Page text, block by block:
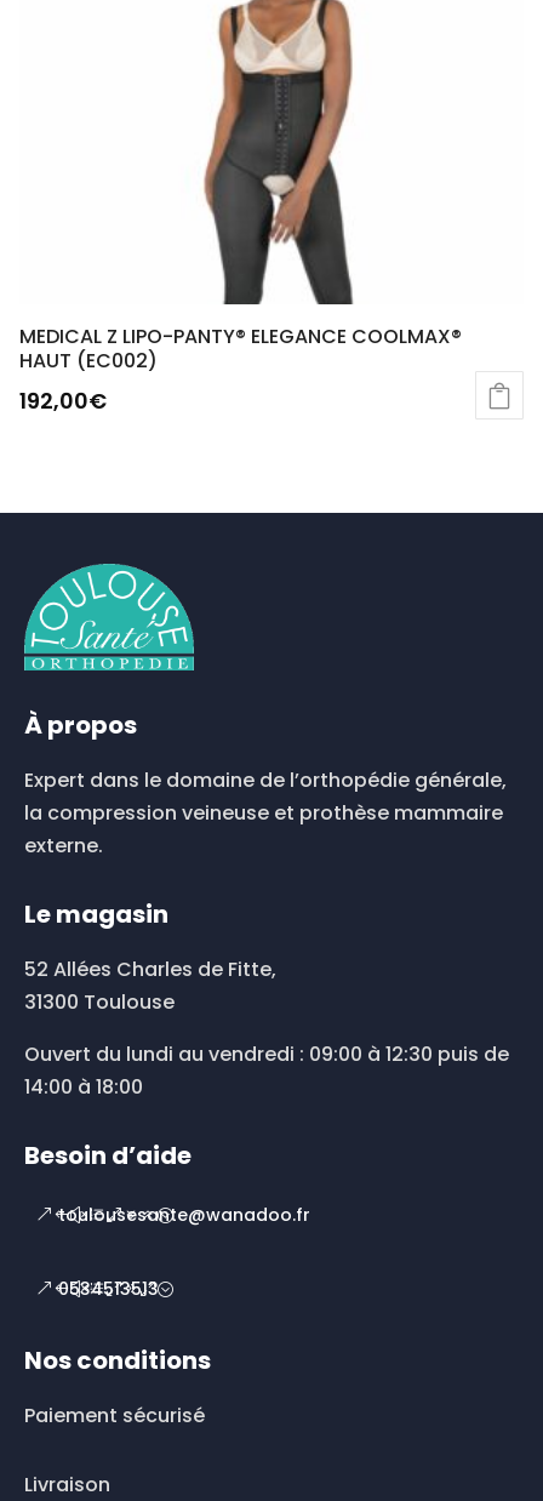
MEDICAL Z LIPO-PANTY® ELEGANCE COOLMAX®
HAUT (EC002)
192,00€
À propos
Expert dans le domaine de l’orthopédie générale,
la compression veineuse et prothèse mammaire
externe.
Le magasin
52 Allées Charles de Fitte,
31300 Toulouse
Ouvert du lundi au vendredi : 09:00 à 12:30 puis de
14:00 à 18:00
Besoin d’aide
toulousesante@wanadoo.fr
0534513513
Nos conditions
Paiement sécurisé
Livraison